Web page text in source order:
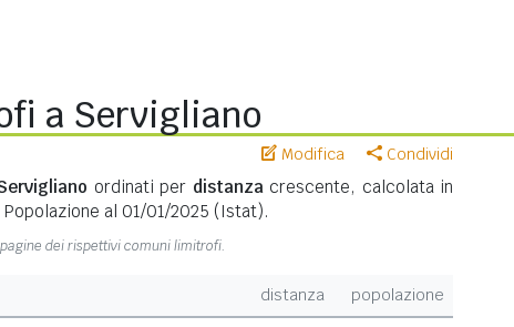
a Servigliano
Modifica Condividi
ordinati per distanzacrescente, calcolata in
al 01/01/2025 (Istat).
dei rispettivi comuni limitrofi.
distanza popolazione